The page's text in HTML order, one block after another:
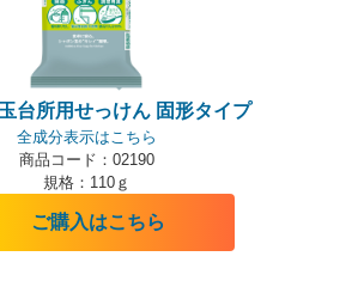
台所用せっけん 固形タイプ
全成分表示はこちら
商品コード：02190
規格：110ｇ
ご購入はこちら